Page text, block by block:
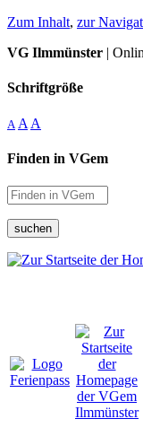
Zum Inhalt, zur
VG Ilmmünster |
Schriftgröße
A A A
Finden in VGem
suchen